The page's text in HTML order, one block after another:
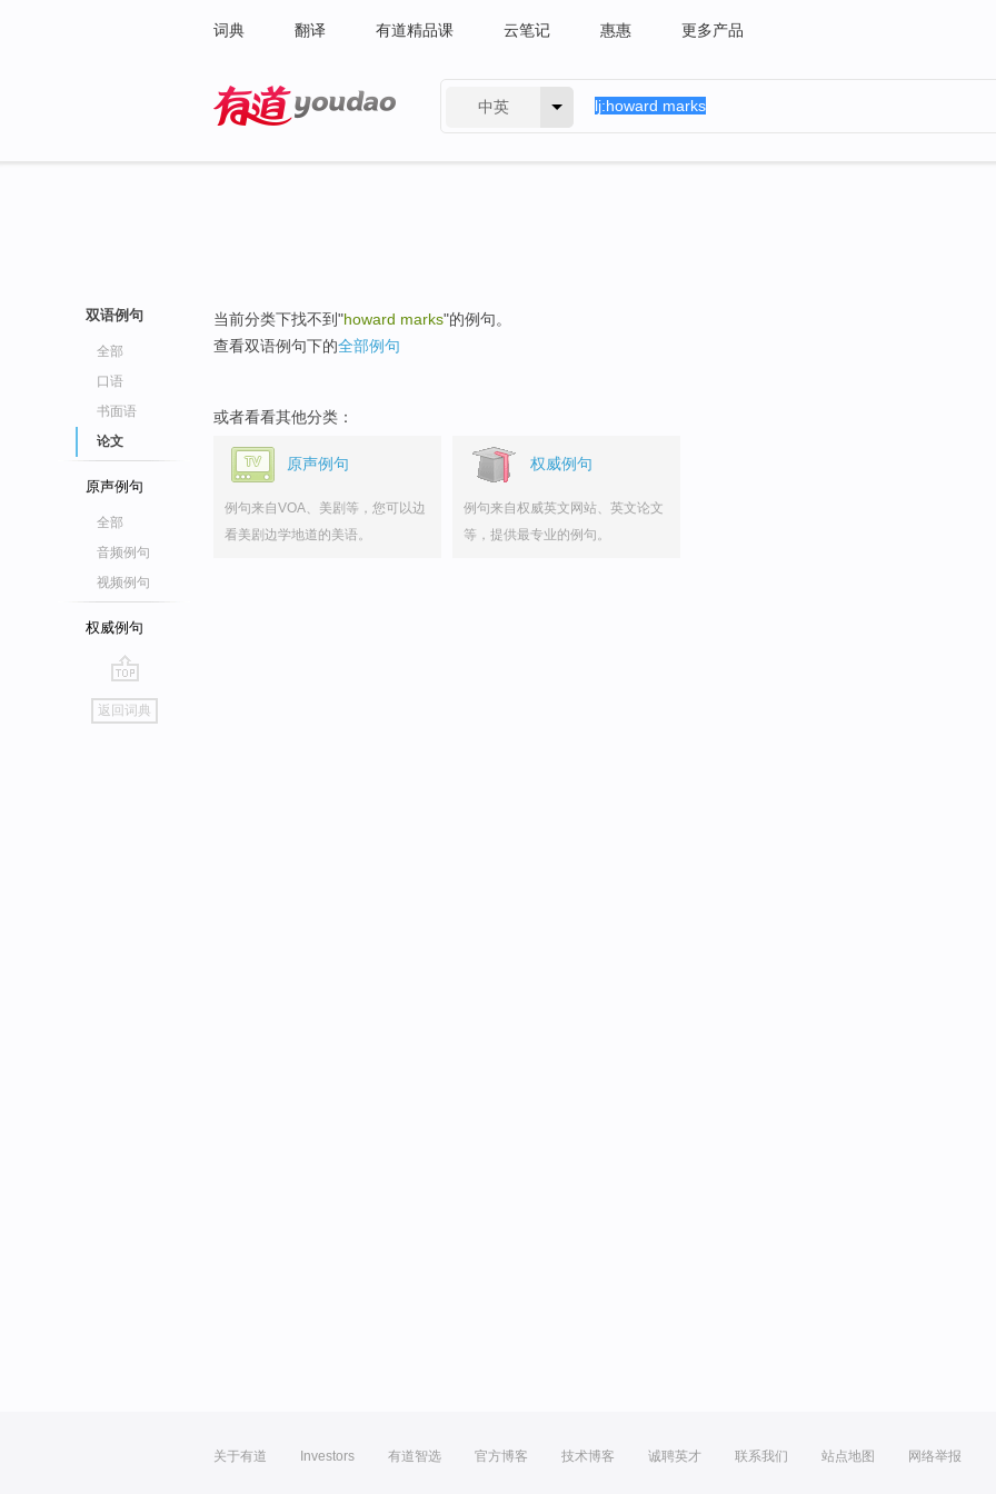
词典 翻译 有道精品课 云笔记 惠惠 更多产品
中英
双语例句
全部
口语
书面语
论文
原声例句
全部
音频例句
视频例句
权威例句
go
top
返回词典
当前分类下找不到"howard marks"的例句。
查看双语例句下的全部例句
或者看看其他分类：
原声例句
例句来自VOA、美剧等，您可以边
看美剧边学地道的美语。
权威例句
例句来自权威英文网站、英文论文
等，提供最专业的例句。
关于有道 Investors 有道智选 官方博客 技术博客 诚聘英才 联系我们 站点地图 网络举报